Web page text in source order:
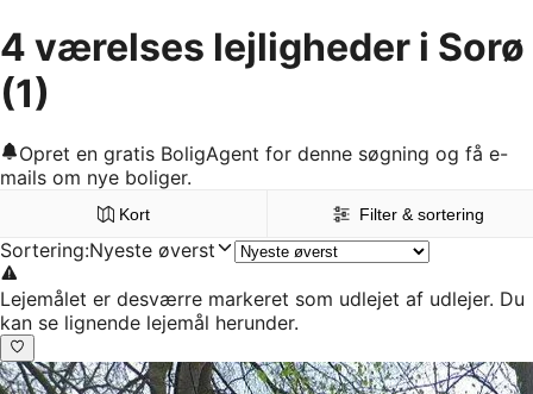
4 værelses lejligheder i Sorø
(1)
Opret en gratis BoligAgent for denne søgning og få e-
mails om nye boliger.
Kort Filter & sortering
Sortering:Nyeste øverst
Lejemålet er desværre markeret som udlejet af udlejer. Du
kan se lignende lejemål herunder.